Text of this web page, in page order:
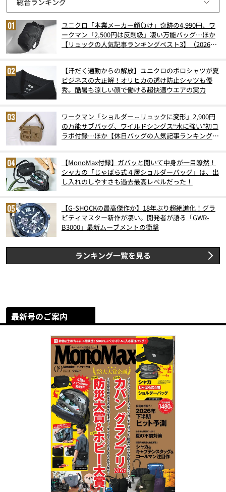
ユニクロ「本業メーカー顔負け」奇跡の4,990円、ワ
ークマン「2,500円は反則級」凄い万能バッグ…ほか
【リュックの人気記事ランキングベスト3】（2026年
【汗だく通勤からの解放】ユニクロのポロシャツが夏
ビジネスの大正解！オリヒカの透け防止シャツも優
秀。酷暑も涼しい顔で働ける超快適ウエアの実力
ワークマン「ショルダー⇔リュックに変形」2,900円
の万能サブバッグ、ワイルドシングス“水に強い”初コ
ラボ付録…ほか【休日バッグの人気記事ランキングベ
【MonoMax付録】ガバッと開いて中身が一目瞭然！
シャカの「じゃばら式４層ショルダーバッグ」は、出
し入れのしやすさも過去最高レベルだった！
【G-SHOCKの最高傑作か】18年ぶり超絶進化！グラ
ビティマスター新作が凄い。開発者が語る「GWR-
B3000」最新ムーブメントの衝撃
ランキング一覧を見る
最新号のご案内